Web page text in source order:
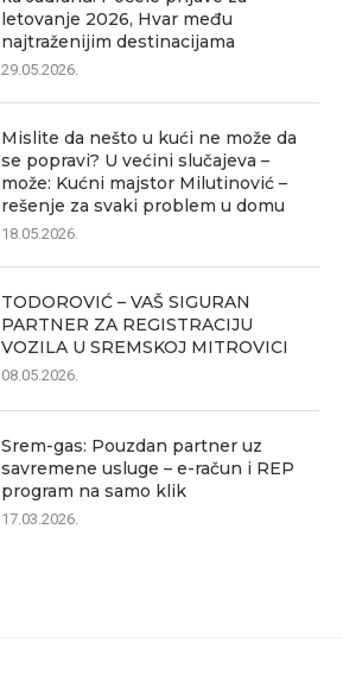
letovanje 2026, Hvar među
najtraženijim destinacijama
29.05.2026.
Mislite da nešto u kući ne može da
se popravi? U većini slučajeva –
može: Kućni majstor Milutinović –
rešenje za svaki problem u domu
18.05.2026.
TODOROVIĆ – VAŠ SIGURAN
PARTNER ZA REGISTRACIJU
VOZILA U SREMSKOJ MITROVICI
08.05.2026.
Srem-gas: Pouzdan partner uz
savremene usluge – e-račun i REP
program na samo klik
17.03.2026.